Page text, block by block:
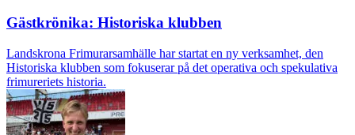
Gästkrönika: Historiska klubben
Landskrona Frimurarsamhälle har startat en ny verksamhet, den
Historiska klubben som fokuserar på det operativa och spekulativa
frimureriets historia.